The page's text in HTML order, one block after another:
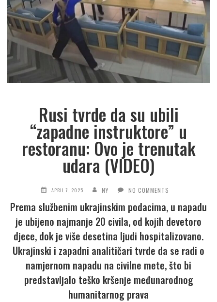
Rusi tvrde da su ubili
“zapadne instruktore” u
restoranu: Ovo je trenutak
udara (VIDEO)
APRIL 7, 2025 NY NO COMMENTS
Prema službenim ukrajinskim podacima, u napadu
je ubijeno najmanje 20 civila, od kojih devetoro
djece, dok je više desetina ljudi hospitalizovano.
Ukrajinski i zapadni analitičari tvrde da se radi o
namjernom napadu na civilne mete, što bi
predstavljalo teško kršenje međunarodnog
humanitarnog prava